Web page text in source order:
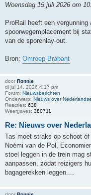
Woensdag 15 juli 2026 om
ProRail heeft een
spoorwegemplacement bij
van de sporenlay-out.
Bron: Omroep Brabant
door Ronnie
di jul 14, 2026 4:17 pm
Forum: Nieuwsberichten
Onderwerp: Nieuws over
Reacties: 638
Weergaves: 380711
Re: Nieuws over
Tas moet straks op schoot
Noémi van de Pol,
stoel leggen in de trein mag
aanpassen, zodat reizigers
bagagerekken leggen....